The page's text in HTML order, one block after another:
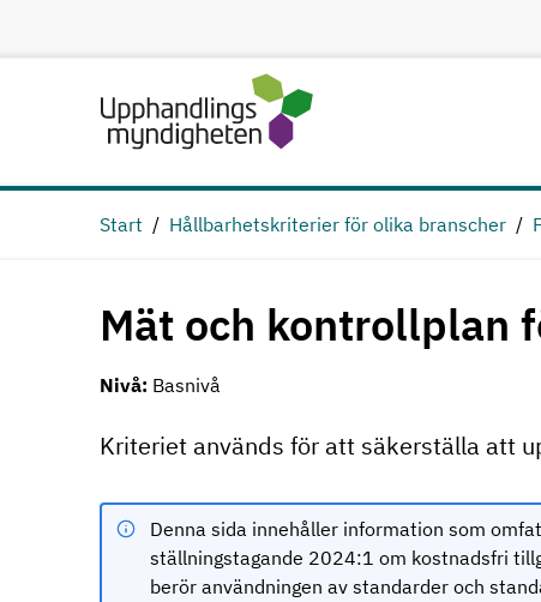
Start Hållbarhetskriterier för olika branscher
Mät och kontrollplan
Nivå: Basnivå
Kriteriet används för att säkerställa att
Denna sida innehåller information som
ställningstagande 2024:1 om kostnadsfri
berör användningen av standarder och